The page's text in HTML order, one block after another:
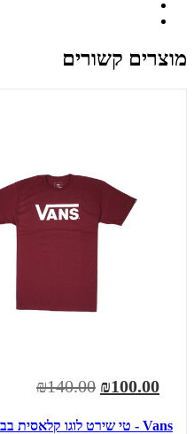
מוצרים קשורים
₪100.00
₪140.00
Vans - טי שירט לוגו קלאסית בבורדו